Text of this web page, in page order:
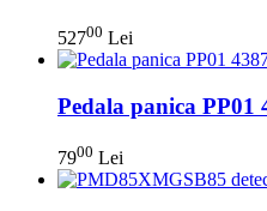
52700 Lei
Pedala panica PP01
7900 Lei